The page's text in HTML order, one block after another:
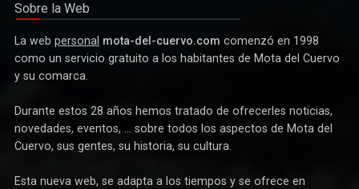
Sobre la Web
La web personal mota-del-cuervo.com comenzó en 1998
como un servicio gratuito a los habitantes de Mota del Cuervo
y su comarca.
Durante estos 28 años hemos tratado de ofrecerles noticias,
novedades, eventos, ... sobre todos los aspectos de Mota del
Cuervo, sus gentes, su historia, su cultura.
Esta nueva web, se adapta a los tiempos y se ofrece en